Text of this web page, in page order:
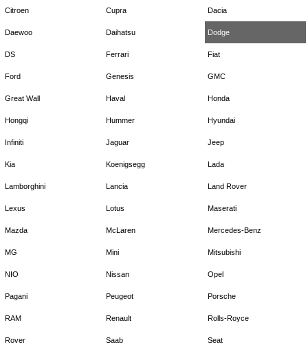
Citroen Cupra Dacia
Daewoo Daihatsu Dodge
DS Ferrari Fiat
Ford Genesis GMC
Great Wall Haval Honda
Hongqi Hummer Hyundai
Infiniti Jaguar Jeep
Kia Koenigsegg Lada
Lamborghini Lancia Land Rover
Lexus Lotus Maserati
Mazda McLaren Mercedes-Benz
MG Mini Mitsubishi
NIO Nissan Opel
Pagani Peugeot Porsche
RAM Renault Rolls-Royce
Rover Saab Seat